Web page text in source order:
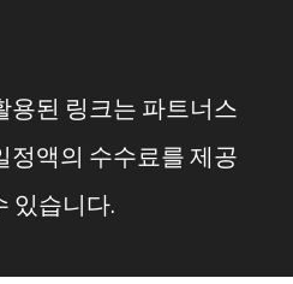
용된 링크는 파트너스
정액의 수수료를 제공
있습니다.